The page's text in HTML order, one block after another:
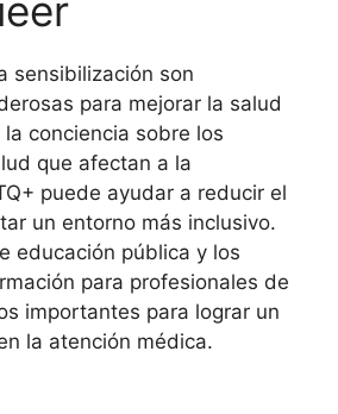
sensibilización son
para mejorar la salud
conciencia sobre los
que afectan a la
puede ayudar a reducir el
un entorno más inclusivo.
educación pública y los
para profesionales de
importantes para lograr un
la atención médica.